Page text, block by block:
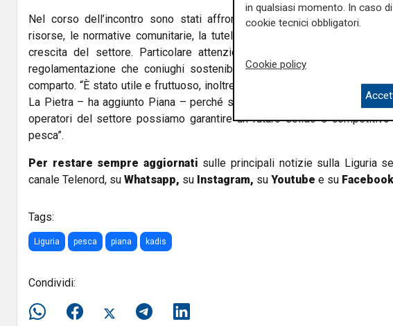
Nel corso dell’incontro sono stati affrontati temi cruciali come la
risorse, le normative comunitarie, la tutela delle marinerie locali e le
crescita del settore. Particolare attenzione è stata posta
regolamentazione che coniughi sostenibilità ambientale e tutela dei
comparto. “È stato utile e fruttuoso, inoltre, il confronto con il
La Pietra – ha aggiunto Piana – perché solo con un lavoro sinergico tra
operatori del settore possiamo garantire un futuro solido e competitivo
pesca”.
Per restare sempre aggiornati sulle principali notizie sulla Liguria
canale Telenord, su Whatsapp, su Instagram, su Youtube e su Facebook
Tags:
Liguria pesca piana kadis
Condividi:
in qualsiasi momento. In caso
cookie tecnici obbligatori.
Cookie policy